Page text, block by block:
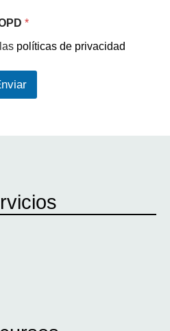
*
políticas de privacidad